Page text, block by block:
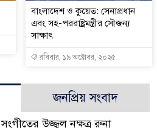
বাংলাদেশ ও কুয়েত: সেনাপ্রধান
এবং সহ-পররাষ্ট্রমন্ত্রীর সৌজন্য
সাক্ষাৎ
রবিবার, ১৯ অক্টোবর, ২০২৫
জনপ্রিয় সংবাদ
সংগীতের উজ্জ্বল নক্ষত্র রুনা